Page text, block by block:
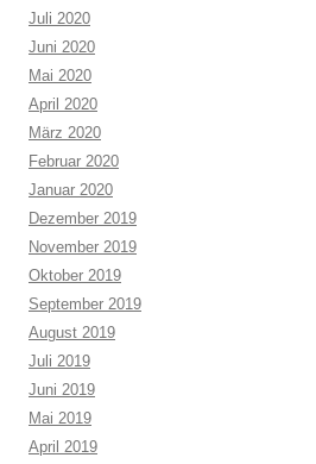
Juli 2020
Juni 2020
Mai 2020
April 2020
März 2020
Februar 2020
Januar 2020
Dezember 2019
November 2019
Oktober 2019
September 2019
August 2019
Juli 2019
Juni 2019
Mai 2019
April 2019